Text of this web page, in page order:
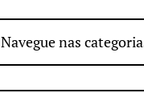
Navegue nas